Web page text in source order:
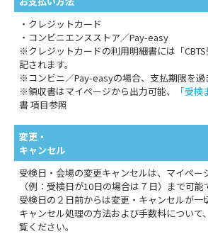
・クレジットカード
・コンビニエンスストア／Pay-easy
※クレジットカードの利用明細書には「
記されます。
※コンビニ／Pay-easyの場合、支払期限を過
※領収書はマイページから出力可能、
「受検
書 項目参照
変更・
キャンセル
受検日・会場の変更キャンセルは、マイペー
（例：受検日が10日の場合は７日）まで可能
受検日の２日前からは変更・キャンセルが一
キャンセル処理の方法および手数料について
覧ください。